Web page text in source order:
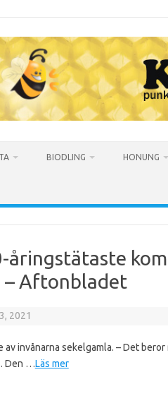
BIODLING HONUNG
åringstätaste
– Aftonbladet
2021
av invånarna sekelgamla. – Det
Den …Läs mer